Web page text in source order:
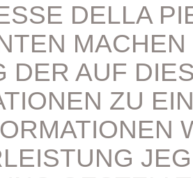
DELLA
DER AUF
ZU